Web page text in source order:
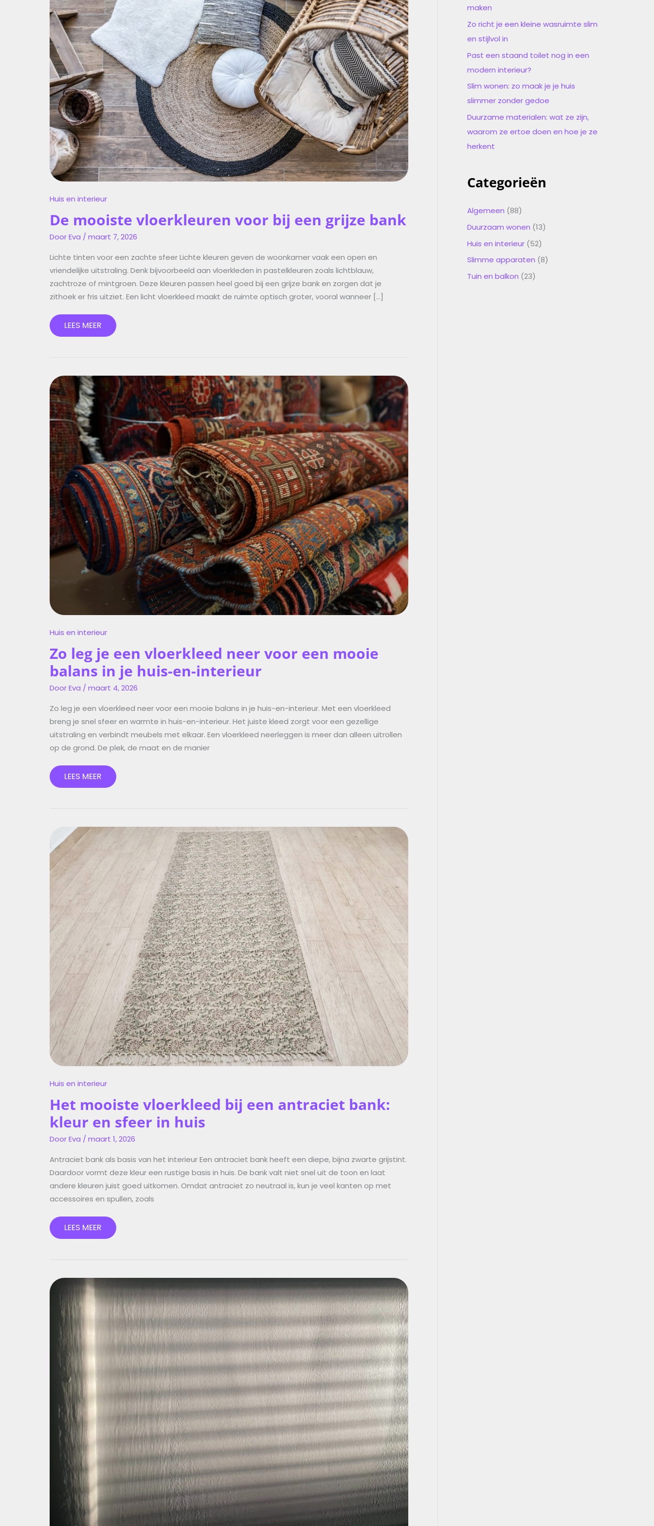
Huis en interieur
De mooiste vloerkleuren voor bij een grijze bank
DoorEva / maart 7, 2026
Lichte tinten voor een zachte sfeer Lichte kleuren geven de woonkamer vaak een open en
vriendelijke uitstraling. Denk bijvoorbeeld aan vloerkleden in pastelkleuren zoals lichtblauw,
zachtroze of mintgroen. Deze kleuren passen heel goed bij een grijze bank en zorgen dat je
zithoek er fris uitziet. Een licht vloerkleed maakt de ruimte optisch groter, vooral wanneer […]
LEES MEER
Huis en interieur
Zo leg je een vloerkleed neer voor een mooie
balans in je huis-en-interieur
DoorEva / maart 4, 2026
Zo leg je een vloerkleed neer voor een mooie balans in je huis-en-interieur. Met een vloerkleed
breng je snel sfeer en warmte in huis-en-interieur. Het juiste kleed zorgt voor een gezellige
uitstraling en verbindt meubels met elkaar. Een vloerkleed neerleggen is meer dan alleen uitrollen
op de grond. De plek, de maat en de manier
ZO
LEG
JE
EEN
VLOERKLEED
NEER
VOOR
EEN
MOOIE
BALANS
IN
JE
HUIS-
EN-
INTERIEUR
LEES MEER
Huis en interieur
Het mooiste vloerkleed bij een antraciet bank:
kleur en sfeer in huis
DoorEva / maart 1, 2026
Antraciet bank als basis van het interieur Een antraciet bank heeft een diepe, bijna zwarte grijstint.
Daardoor vormt deze kleur een rustige basis in huis. De bank valt niet snel uit de toon en laat
andere kleuren juist goed uitkomen. Omdat antraciet zo neutraal is, kun je veel kanten op met
accessoires en spullen, zoals
HET
MOOISTE
VLOERKLEED
BIJ
EEN
ANTRACIET
BANK:
KLEUR
SFEER
IN
HUIS
LEES MEER
FRIS
ZONNESCHERM
EEN
HANDOMDRAAI:
ZO
MAAK
JE
HET
GOED
SCHOON
maken
Zo richt je een kleine wasruimte slim
en stijlvol in
Past een staand toilet nog in een
modern interieur?
Slim wonen: zo maak je je huis
slimmer zonder gedoe
Duurzame materialen: wat ze zijn,
waarom ze ertoe doen en hoe je ze
herkent
Categorieën
Algemeen (88)
Duurzaam wonen (13)
Huis en interieur (52)
Slimme apparaten (8)
Tuin en balkon (23)